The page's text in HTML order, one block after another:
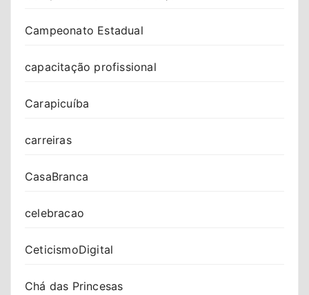
Campeonato Estadual
capacitação profissional
Carapicuíba
carreiras
CasaBranca
celebracao
CeticismoDigital
Chá das Princesas